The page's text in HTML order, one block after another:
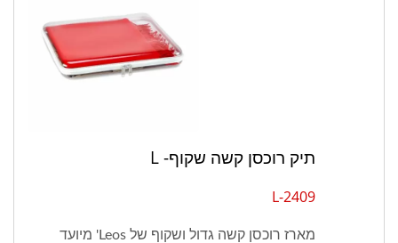
תיק רוכסן קשה שקוף- L
2409-L
מארז רוכסן קשה גדול ושקוף של Leos' מיועד